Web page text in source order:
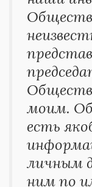
моим.
есть
личным
ним по